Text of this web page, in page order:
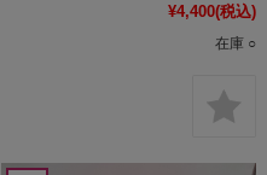
¥4,400(税込)
在庫 ○